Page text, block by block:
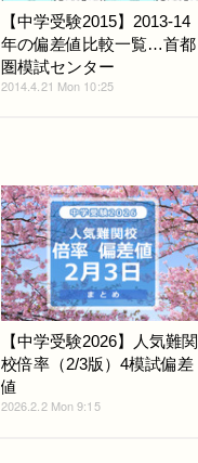
【中学受験2015】2013-14
年の偏差値比較一覧…首都
圏模試センター
2014.4.21 Mon 10:25
【中学受験2026】人気難関
校倍率（2/3版）4模試偏差
値
2026.2.2 Mon 9:15